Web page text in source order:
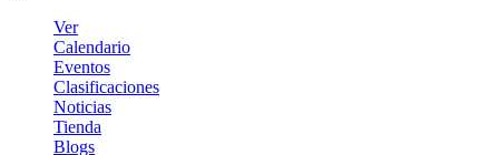
Ver
Calendario
Eventos
Clasificaciones
Noticias
Tienda
Blogs